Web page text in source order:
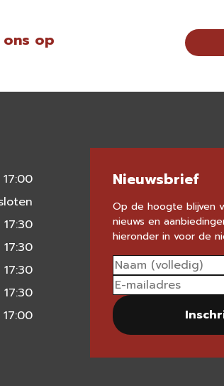
op
Nieuwsbrief
Op de hoogte blijven
nieuws en
hieronder in voor de